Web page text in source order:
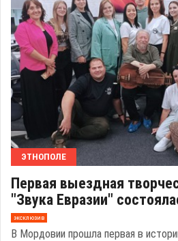
ЭТНОПОЛЕ
Первая выездная
"Звука Евразии"
эксклюзив
В Мордовии прошла первая в